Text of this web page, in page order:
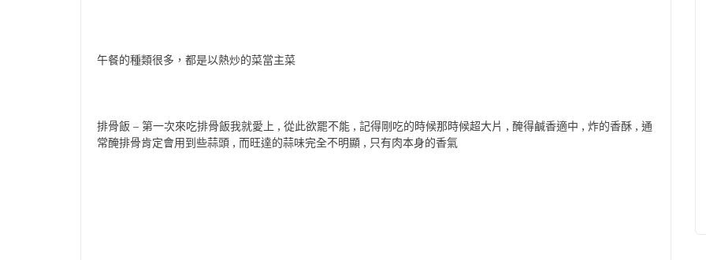
午餐的種類很多，都是以熱炒的菜當主菜
排骨飯 – 第一次來吃排骨飯我就愛上 , 從此欲罷不能 , 記得剛吃的時候那時候超大片 , 醃得鹹香適中 , 炸的香酥 , 通
常醃排骨肯定會用到些蒜頭 , 而旺達的蒜味完全不明顯 , 只有肉本身的香氣